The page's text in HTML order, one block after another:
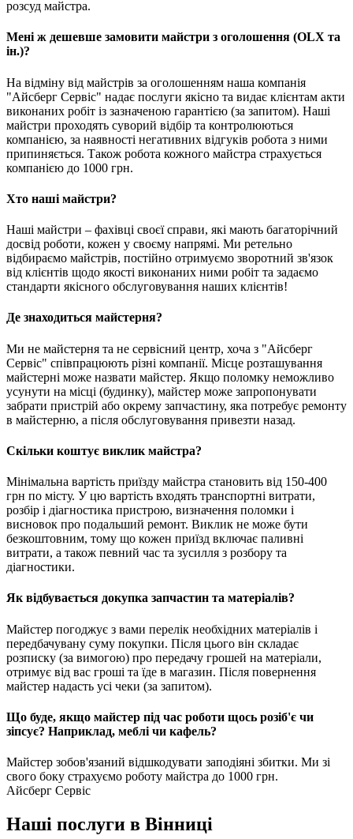
розсуд майстра.
Мені ж дешевше замовити майстри з оголошення (OLX та
ін.)?
На відміну від майстрів за оголошенням наша компанія
"Айсберг Сервіс" надає послуги якісно та видає клієнтам акти
виконаних робіт із зазначеною гарантією (за запитом). Наші
майстри проходять суворий відбір та контролюються
компанією, за наявності негативних відгуків робота з ними
припиняється. Також робота кожного майстра страхується
компанією до 1000 грн.
Хто наші майстри?
Наші майстри – фахівці своєї справи, які мають багаторічний
досвід роботи, кожен у своєму напрямі. Ми ретельно
відбираємо майстрів, постійно отримуємо зворотний зв'язок
від клієнтів щодо якості виконаних ними робіт та задаємо
стандарти якісного обслуговування наших клієнтів!
Де знаходиться майстерня?
Ми не майстерня та не сервісний центр, хоча з "Айсберг
Сервіс" співпрацюють різні компанії. Місце розташування
майстерні може назвати майстер. Якщо поломку неможливо
усунути на місці (будинку), майстер може запропонувати
забрати пристрій або окрему запчастину, яка потребує ремонту
в майстерню, а після обслуговування привезти назад.
Скільки коштує виклик майстра?
Мінімальна вартість приїзду майстра становить від 150-400
грн по місту. У цю вартість входять транспортні витрати,
розбір і діагностика пристрою, визначення поломки і
висновок про подальший ремонт. Виклик не може бути
безкоштовним, тому що кожен приїзд включає паливні
витрати, а також певний час та зусилля з розбору та
діагностики.
Як відбувається докупка запчастин та матеріалів?
Майстер погоджує з вами перелік необхідних матеріалів і
передбачувану суму покупки. Після цього він складає
розписку (за вимогою) про передачу грошей на матеріали,
отримує від вас гроші та їде в магазин. Після повернення
майстер надасть усі чеки (за запитом).
Що буде, якщо майстер під час роботи щось розіб'є чи
зіпсує? Наприклад, меблі чи кафель?
Майстер зобов'язаний відшкодувати заподіяні збитки. Ми зі
свого боку страхуємо роботу майстра до 1000 грн.
Айсберг Сервіс
Наші послуги в Вінниці